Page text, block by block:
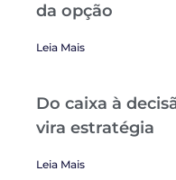
da opção
Leia Mais
Do caixa à
vira estratégia
Leia Mais